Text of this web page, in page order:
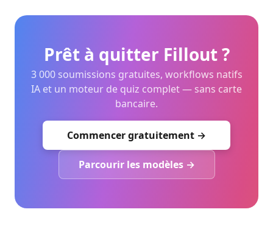
Prêt à quitter Fillout ?
3 000 soumissions gratuites, workflows natifs
IA et un moteur de quiz complet — sans carte
bancaire.
Commencer gratuitement →
Parcourir les modèles →